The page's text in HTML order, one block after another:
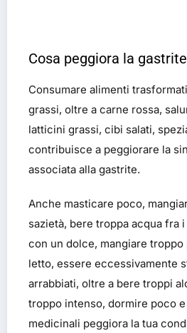
Cosa peggiora la
Consumare alimenti
grassi, oltre a carne rossa,
latticini grassi, cibi salati,
contribuisce a peggiorare la
associata alla gastrite.
Anche masticare poco,
sazietà, bere troppa acqua fra
con un dolce, mangiare troppo
letto, essere eccessivamente
arrabbiati, oltre a bere troppi
troppo intenso, dormire poco
medicinali peggiora la tua